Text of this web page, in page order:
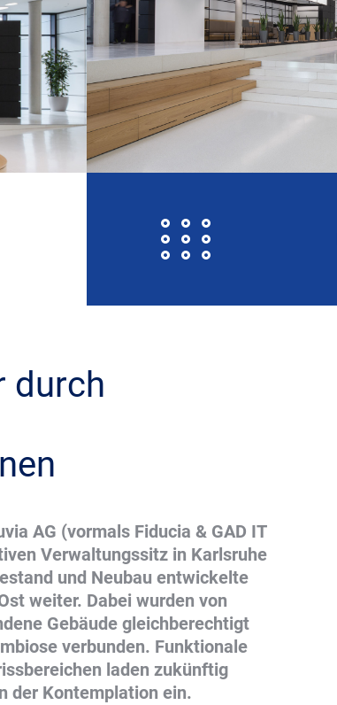
durch
AG (vormals Fiducia & GAD IT
Verwaltungssitz in Karlsruhe
und Neubau entwickelte
weiter. Dabei wurden von
Gebäude gleichberechtigt
verbunden. Funktionale
laden zukünftig
der Kontemplation ein.